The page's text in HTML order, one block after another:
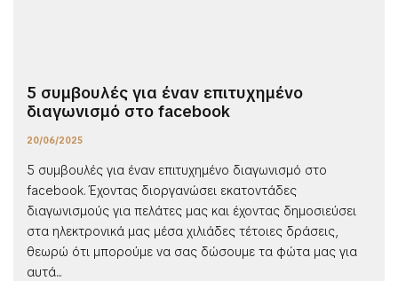
5 συμβουλές για έναν επιτυχημένο
διαγωνισμό στο facebook
20/06/2025
5 συμβουλές για έναν επιτυχημένο διαγωνισμό στο
facebook. Έχοντας διοργανώσει εκατοντάδες
διαγωνισμούς για πελάτες μας και έχοντας δημοσιεύσει
στα ηλεκτρονικά μας μέσα χιλιάδες τέτοιες δράσεις,
θεωρώ ότι μπορούμε να σας δώσουμε τα φώτα μας για
αυτά...